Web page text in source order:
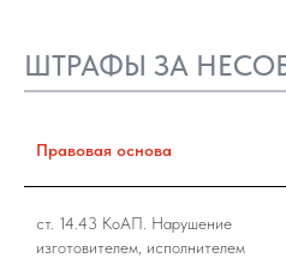
ШТРАФЫ ЗА
Правовая основа
ст. 14.43 КоАП. Нарушение
изготовителем, исполнителем